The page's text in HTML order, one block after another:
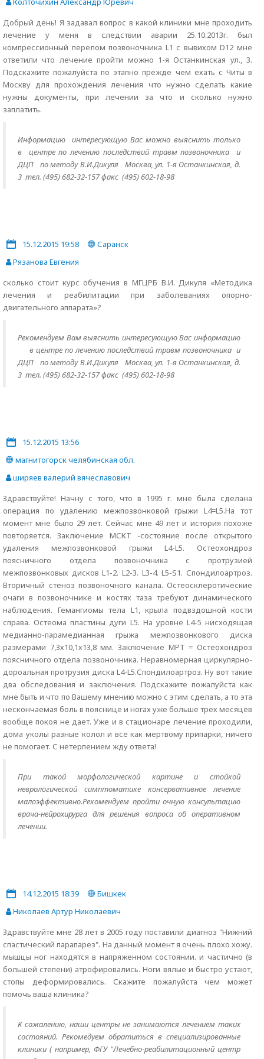
Добрый день! Я задавал вопрос в какой клиники мне проходить
лечение у меня в следствии аварии 25.10.2013г. был
компрессионный перелом позвоночника L1 с вывихом D12 мне
ответили что лечение пройти можно 1-я Останкинская ул., 3.
Подскажите пожалуйста по этапно прежде чем ехать с Читы в
Москву для прохождения лечения что нужно сделать какие
нужны документы, при лечении за что и сколько нужно
заплатить.
Информацию интересующую Вас можно выяснить только
в
центре по лечению последствий травм позвоночника и
ДЦП по методу В.И.Дикуля Москва, ул. 1-я Останкинская, д.
3 тел. (495) 682-32-157 факс (495) 602-18-98
15.12.2015 19:58
Саранск
Рязанова Евгения
сколько стоит курс обучения в МГЦРБ В.И. Дикуля «Методика
лечения и реабилитации при заболеваниях опорно-
двигательного аппарата»?
Рекомендуем Вамвыяснить интересующую Вас информацию
в центре по лечению последствий травм позвоночника и
ДЦП по методу В.И.Дикуля Москва, ул. 1-я Останкинская, д.
3 тел. (495) 682-32-157 факс (495) 602-18-98
15.12.2015 13:56
магнитогорск челябинская обл.
ширяев валерий вячеславович
Здравствуйте! Начну с того, что в 1995 г. мне была сделана
операция по удалению межпозвонковой грыжи L4=L5.На тот
момент мне было 29 лет. Сейчас мне 49 лет и история похоже
повторяется. Заключение МСКТ -состояние после открытого
удаления межпозвонковой грыжи L4-L5. Остеохондроз
поясничного отдела позвоночника с протрузией
межпозвонковых дисков L1-2. L2-3. L3-4. L5-S1. Спондилоартроз.
Вторичный стеноз позвоночного канала. Остеосклеротические
очаги в позвоночнике и костях таза требуют динамического
наблюдения. Гемангиомы тела L1, крыла подвздошной кости
справа. Остеома пластины дуги L5. На уровне L4-5 нисходящая
медианно-парамедианная грыжа межпозвонкового диска
размерами 7,3х10,1х13,8 мм. Заключение МРТ = Остеохондроз
поясничного отдела позвоночника. Неравномерная циркулярно-
дороальная протрузия диска L4-L5.Спондилоартроз. Ну вот такие
два обследования и заключения. Подскажите пожалуйста как
мне быть и что по Вашему мнению можно с этим сделать, а то эта
нескончаемая боль в пояснице и ногах уже больше трех месяцев
вообще покоя не дает. Уже и в стационаре лечение проходили,
дома уколы разные колол и все как мертвому припарки, ничего
не помогает. С нетерпением жду ответа!
При такой морфологической картине и стойкой
неврологической симптоматике консервативное лечение
малоэффективно.Рекомендуем пройти очную консультацию
врача-нейрохирурга для решения вопроса об оперативном
лечении.
14.12.2015 18:39
Бишкек
Николаев Артур Николаевич
Здравствуйте мне 28 лет в 2005 году поставили диагноз "Нижний
спастический парапарез". На данный момент я очень плохо хожу.
мышцы ног находятся в напряженном состоянии. и частично (в
большей степени) атрофировались. Ноги вялые и быстро устают,
стопы деформировались. Скажите пожалуйста чем может
помочь ваша клиника?
К сожалению, наши центры не занимаются лечением таких
состояний. Рекомедуем обратиться в специализированные
клиники ( например, ФГУ "Лечебно-реабилитационный центр